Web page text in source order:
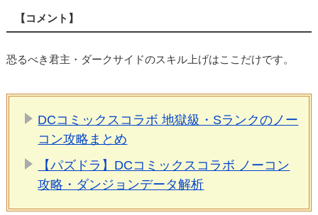
【コメント】
恐るべき君主・ダークサイドのスキル上げはここだけです。
DCコミックスコラボ 地獄級・Sランクのノー
コン攻略まとめ
【パズドラ】DCコミックスコラボ ノーコン
攻略・ダンジョンデータ解析